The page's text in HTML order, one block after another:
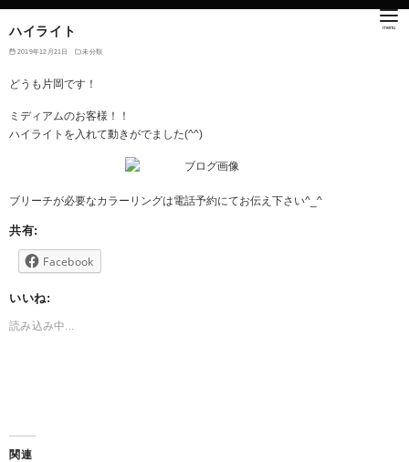
ハイライト
2019年12月21日 未分類
どうも片岡です！
ミディアムのお客様！！
ハイライトを入れて動きがでました(^^)
ブリーチが必要なカラーリングは電話予約にてお伝え下さい^_^
共有:
Facebook
いいね:
読み込み中...
関連